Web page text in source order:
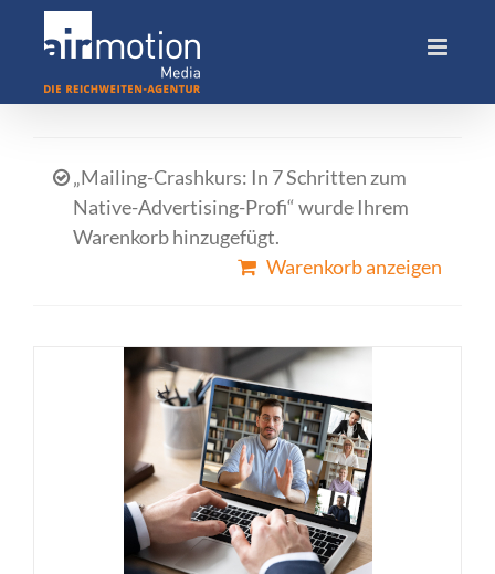
„Mailing-Crashkurs: In 7 Schritten zum
Native-Advertising-Profi“ wurde Ihrem
Warenkorb hinzugefügt.
Warenkorb anzeigen